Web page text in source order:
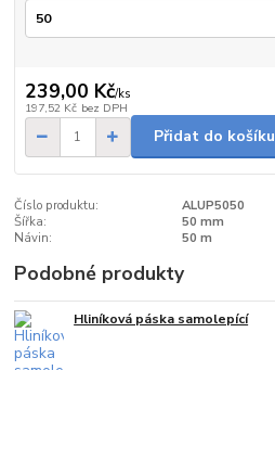
239,00 Kč/ks
197,52 Kč bez DPH
Přidat do košíku
Číslo produktu:
ALUP5050
Šířka:
50 mm
Návin:
50 m
Podobné produkty
Hliníková páska samolepící